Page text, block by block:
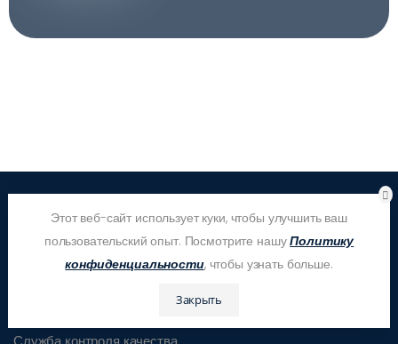
Контакты
Этот веб-сайт использует куки, чтобы улучшить ваш
пользовательский опыт. Посмотрите нашуПолитику
конфиденциальности, чтобы узнать больше.
Закрыть